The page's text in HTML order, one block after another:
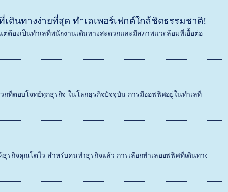
ดินทางง่ายที่สุด ทำเลเพอร์เฟกต์ใกล้ชิดธรรมชาติ!
องเป็นทำเลที่พนักงานเดินทางสะดวกและมีสภาพแวดล้อมที่เอื้อต่อ
ที่ตอบโจทย์ทุกธุรกิจ ในโลกธุรกิจปัจจุบัน การมีออฟฟิศอยู่ในทำเลที่
รกิจคุณโตไว สำหรับคนทำธุรกิจแล้ว การเลือกทำเลออฟฟิศที่เดินทาง